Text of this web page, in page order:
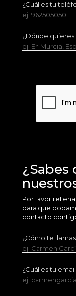
¿Cuál es tu
ej. 962505050
¿Dónde quieres
ej. En Murcia,
¿Sabes
Por favor
para que
contacto
¿Cómo te
ej. Carmen
¿Cuál es tu
ej.